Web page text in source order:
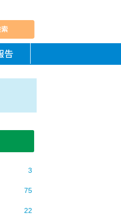
3
75
22